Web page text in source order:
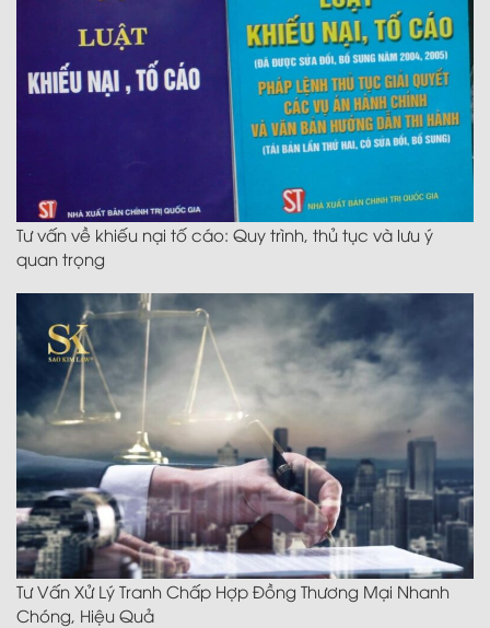
Tư vấn về khiếu nại tố cáo: Quy trình, thủ tục và lưu ý
quan trọng
Tư Vấn Xử Lý Tranh Chấp Hợp Đồng Thương Mại Nhanh
Chóng, Hiệu Quả